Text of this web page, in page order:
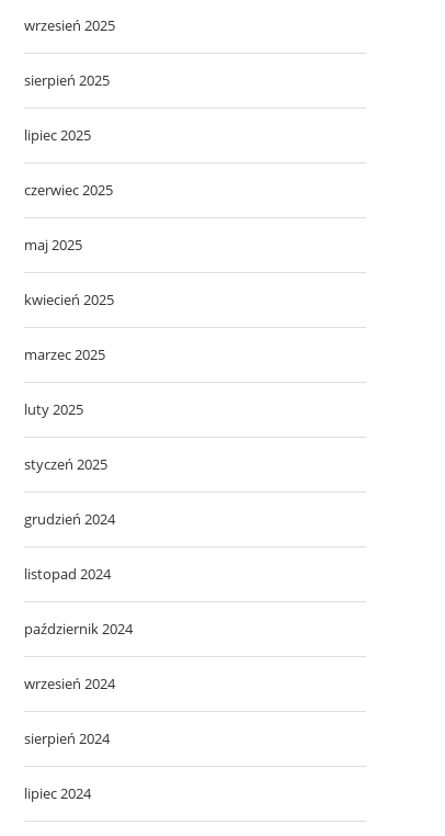
wrzesień 2025
sierpień 2025
lipiec 2025
czerwiec 2025
maj 2025
kwiecień 2025
marzec 2025
luty 2025
styczeń 2025
grudzień 2024
listopad 2024
październik 2024
wrzesień 2024
sierpień 2024
lipiec 2024